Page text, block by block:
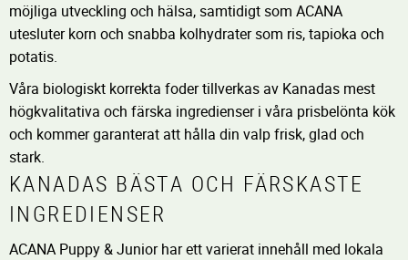
möjliga utveckling och hälsa, samtidigt som ACANA
utesluter korn och snabba kolhydrater som ris, tapioka och
potatis.
Våra biologiskt korrekta foder tillverkas av Kanadas mest
högkvalitativa och färska ingredienser i våra prisbelönta kök
och kommer garanterat att hålla din valp frisk, glad och
stark.
KANADAS BÄSTA OCH FÄRSKASTE
INGREDIENSER
ACANA Puppy & Junior har ett varierat innehåll med lokala